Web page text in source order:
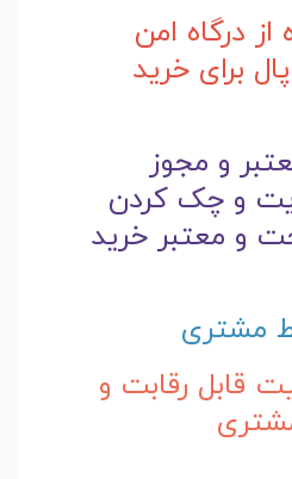
از درگاه امن
برای خرید
و مجوز
و چک کردن
و معتبر خرید
مشتری
قابل رقابت و